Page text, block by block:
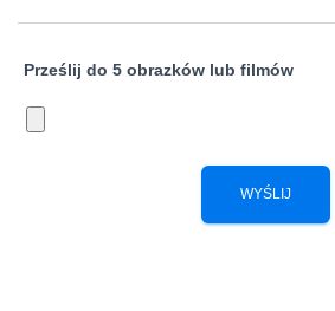
Prześlij do 5 obrazków lub filmów